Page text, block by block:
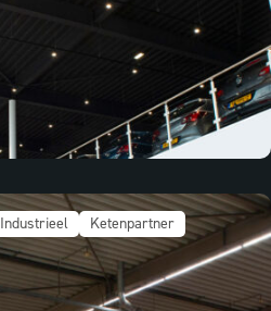
Industrieel Ketenpartner